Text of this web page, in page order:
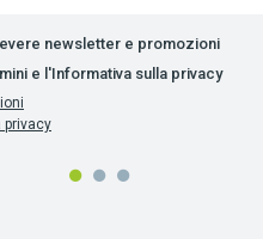
newsletter e promozioni
e l'Informativa sulla privacy
privacy